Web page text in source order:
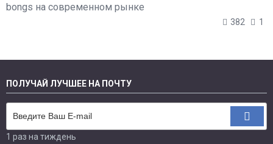
bongs на современном рынке
382 1
ПОЛУЧАЙ ЛУЧШЕЕ НА ПОЧТУ
1 раз на тиждень